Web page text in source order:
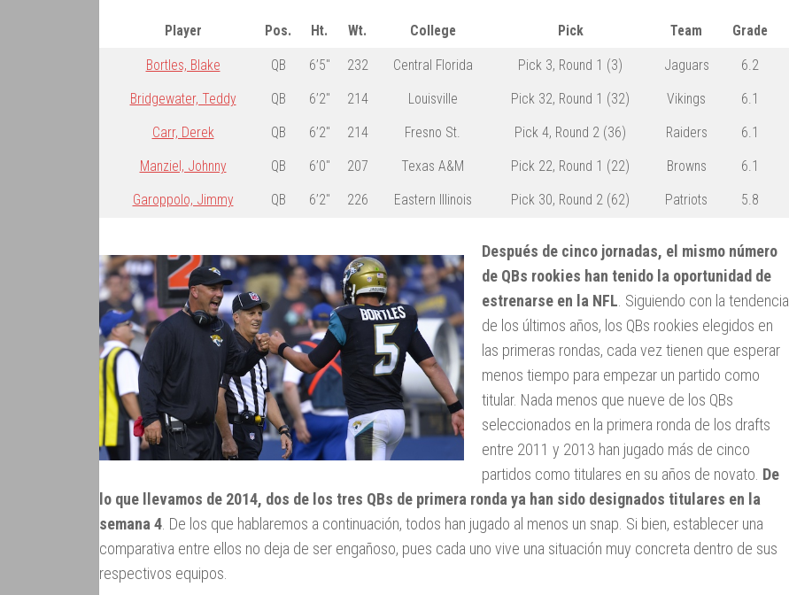
Player Pos. Ht. Wt. College Pick Team Grade
Bortles, Blake QB 6’5″ 232 Central Florida Pick 3, Round 1 (3) Jaguars
6.2
Bridgewater, Teddy
QB 6’2″ 214 Louisville Pick 32, Round 1 (32) Vikings
6.1
Carr, Derek
QB 6’2″ 214 Fresno St. Pick 4, Round 2 (36) Raiders
6.1
Manziel, Johnny
QB 6’0″ 207 Texas A&M Pick 22, Round 1 (22) Browns
6.1
Garoppolo, Jimmy
QB 6’2″ 226 Eastern Illinois Pick 30, Round 2 (62) Patriots 5.8
Después de cinco jornadas, el mismo número
de QBs rookies han tenido la oportunidad de
estrenarse en la NFL . Siguiendo con la tendencia
de los últimos años, los QBs rookies elegidos en
las primeras rondas, cada vez tienen que esperar
menos tiempo para empezar un partido como
titular. Nada menos que nueve de los QBs
seleccionados en la primera ronda de los drafts
entre 2011 y 2013 han jugado más de cinco
partidos como titulares en su años de novato. De
lo que llevamos de 2014, dos de los tres QBs de primera ronda ya han sido designados titulares en la
semana 4 . De los que hablaremos a continuación, todos han jugado al menos un snap. Si bien, establecer una
comparativa entre ellos no deja de ser engañoso, pues cada uno vive una situación muy concreta dentro de sus
respectivos equipos.